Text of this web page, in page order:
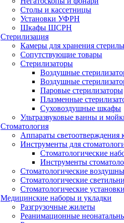
Столы и кассетницы
Установки УФРН
Шкафы ШСРН
Стерилизация
Камеры для хранения
Сопутствующие товары
Стерилизаторы
Воздушные
Воздушные
Паровые стерилизаторы
Плазменные
Суховоздушные шкафы
Ультразвуковые ванны и
Стоматология
Аппараты светоотверждения
Инструменты для
Стоматологические
Инструменты
Стоматологические
Стоматологические
Стоматологические
Медицинские наборы и укладки
Разгрузочные жилеты
Реанимационные